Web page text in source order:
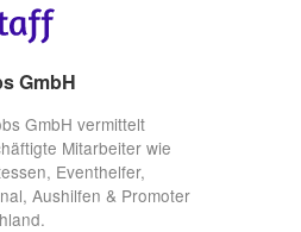
GmbH
GmbH vermittelt
Mitarbeiter wie
Eventhelfer,
Aushilfen & Promoter